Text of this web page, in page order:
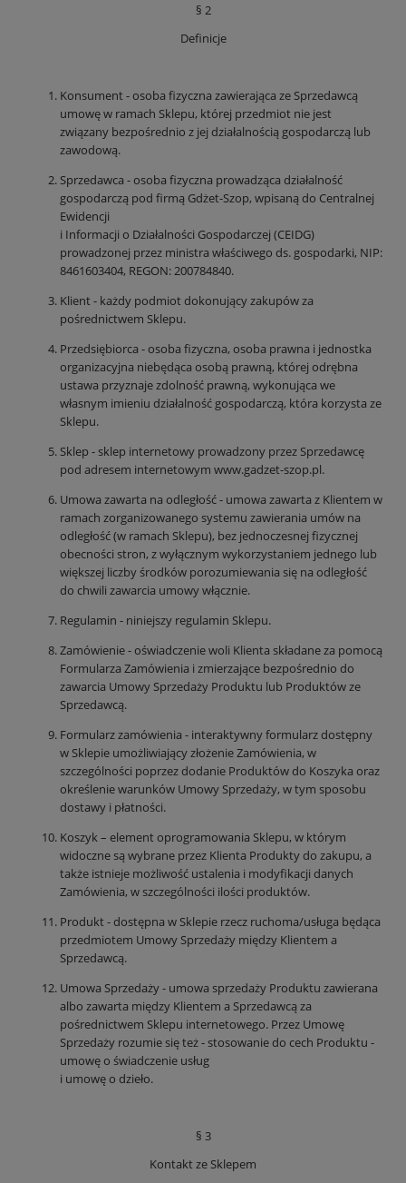
§ 2
Definicje
Konsument - osoba fizyczna zawierająca ze Sprzedawcą
umowę w ramach Sklepu, której przedmiot nie jest
związany bezpośrednio z jej działalnością gospodarczą lub
zawodową.
Sprzedawca - osoba fizyczna prowadząca działalność
gospodarczą pod firmą Gdżet-Szop, wpisaną do Centralnej
Ewidencji
i Informacji o Działalności Gospodarczej (CEIDG)
prowadzonej przez ministra właściwego ds. gospodarki, NIP:
8461603404, REGON: 200784840.
Klient - każdy podmiot dokonujący zakupów za
pośrednictwem Sklepu.
Przedsiębiorca - osoba fizyczna, osoba prawna i jednostka
organizacyjna niebędąca osobą prawną, której odrębna
ustawa przyznaje zdolność prawną, wykonująca we
własnym imieniu działalność gospodarczą, która korzysta ze
Sklepu.
Sklep - sklep internetowy prowadzony przez Sprzedawcę
pod adresem internetowym www.gadzet-szop.pl.
Umowa zawarta na odległość - umowa zawarta z Klientem w
ramach zorganizowanego systemu zawierania umów na
odległość (w ramach Sklepu), bez jednoczesnej fizycznej
obecności stron, z wyłącznym wykorzystaniem jednego lub
większej liczby środków porozumiewania się na odległość
do chwili zawarcia umowy włącznie.
Regulamin - niniejszy regulamin Sklepu.
Zamówienie - oświadczenie woli Klienta składane za pomocą
Formularza Zamówienia i zmierzające bezpośrednio do
zawarcia Umowy Sprzedaży Produktu lub Produktów ze
Sprzedawcą.
Formularz zamówienia - interaktywny formularz dostępny
w Sklepie umożliwiający złożenie Zamówienia, w
szczególności poprzez dodanie Produktów do Koszyka oraz
określenie warunków Umowy Sprzedaży, w tym sposobu
dostawy i płatności.
Koszyk – element oprogramowania Sklepu, w którym
widoczne są wybrane przez Klienta Produkty do zakupu, a
także istnieje możliwość ustalenia i modyfikacji danych
Zamówienia, w szczególności ilości produktów.
Produkt - dostępna w Sklepie rzecz ruchoma/usługa będąca
przedmiotem Umowy Sprzedaży między Klientem a
Sprzedawcą.
Umowa Sprzedaży - umowa sprzedaży Produktu zawierana
albo zawarta między Klientem a Sprzedawcą za
pośrednictwem Sklepu internetowego. Przez Umowę
Sprzedaży rozumie się też - stosowanie do cech Produktu -
umowę o świadczenie usług
i umowę o dzieło.
§ 3
Kontakt ze Sklepem